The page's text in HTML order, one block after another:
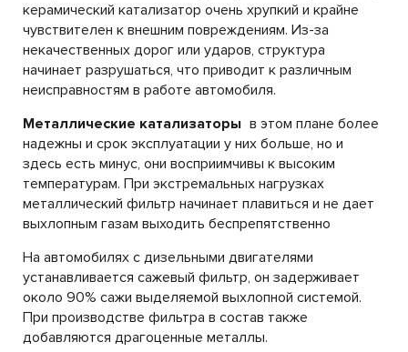
керамический катализатор очень хрупкий и крайне
чувствителен к внешним повреждениям. Из-за
некачественных дорог или ударов, структура
начинает разрушаться, что приводит к различным
неисправностям в работе автомобиля.
Металлические катализаторы в этом плане более
надежны и срок эксплуатации у них больше, но и
здесь есть минус, они восприимчивы к высоким
температурам. При экстремальных нагрузках
металлический фильтр начинает плавиться и не дает
выхлопным газам выходить беспрепятственно
На автомобилях с дизельными двигателями
устанавливается сажевый фильтр, он задерживает
около 90% сажи выделяемой выхлопной системой.
При производстве фильтра в состав также
добавляются драгоценные металлы.